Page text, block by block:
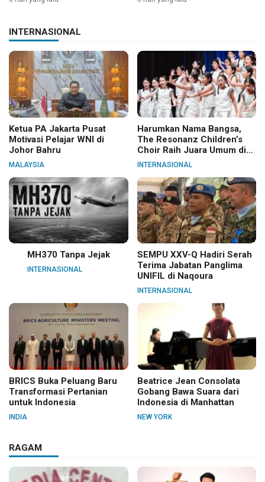
INTERNASIONAL
Ketua PA Jakarta Pusat
Motivasi Pelajar WNI di
Johor Bahru
MALAYSIA
Harumkan Nama Bangsa,
The Resonanz Children’s
Choir Raih Juara Umum di
Hungaria
INTERNASIONAL
MH370 Tanpa Jejak
INTERNASIONAL
SEMPU XXV-Q Hadiri Serah
Terima Jabatan Panglima
UNIFIL di Naqoura
INTERNASIONAL
BRICS Buka Peluang Baru
Transformasi Pertanian
untuk Indonesia
INDIA
Beatrice Jean Consolata
Gobang Bawa Suara dari
Indonesia di Manhattan
NEW YORK
RAGAM